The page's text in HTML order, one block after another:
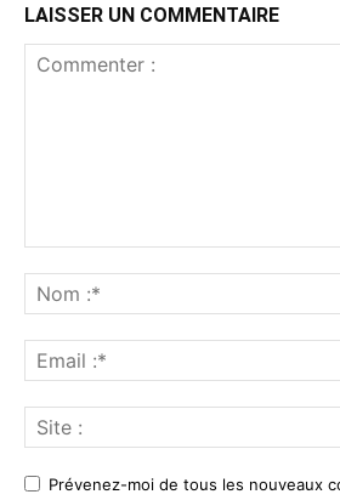
LAISSER UN COMMENTAIRE
Prévenez-moi de tous les nouveaux